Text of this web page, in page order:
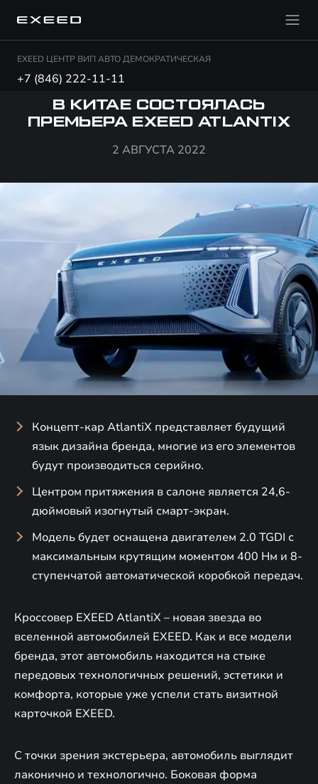
EXEED ЦЕНТР ВИП АВТО ДЕМОКРАТИЧЕСКАЯ
+7 (846) 222-11-11
В КИТАЕ СОСТОЯЛАСЬ
ПРЕМЬЕРА EXEED ATLANTIX
2 АВГУСТА 2022
Концепт-кар AtlantiX представляет будущий
язык дизайна бренда, многие из его элементов
будут производиться серийно.
Центром притяжения в салоне является 24,6-
дюймовый изогнутый смарт-экран.
Модель будет оснащена двигателем 2.0 TGDI с
максимальным крутящим моментом 400 Нм и 8-
ступенчатой автоматической коробкой передач.
Кроссовер EXEED AtlantiX – новая звезда во
вселенной автомобилей EXEED. Как и все модели
бренда, этот автомобиль находится на стыке
передовых технологичных решений, эстетики и
комфорта, которые уже успели стать визитной
карточкой EXEED.
С точки зрения экстерьера, автомобиль выглядит
лаконично и технологично. Боковая форма